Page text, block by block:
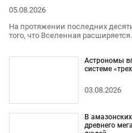
05.08.2026
На протяжении последних
того, что Вселенная
Астрономы
системе
03.08.2026
В
древнего